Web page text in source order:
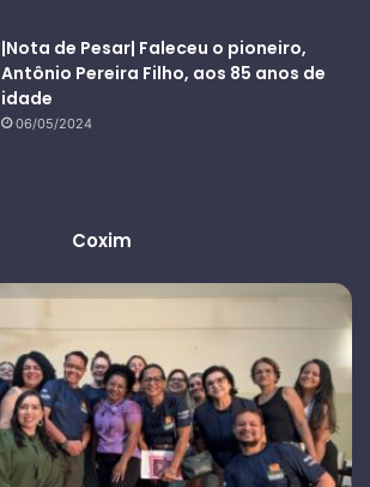
|Nota de Pesar| Faleceu o pioneiro,
Antônio Pereira Filho, aos 85 anos de
idade
06/05/2024
Coxim